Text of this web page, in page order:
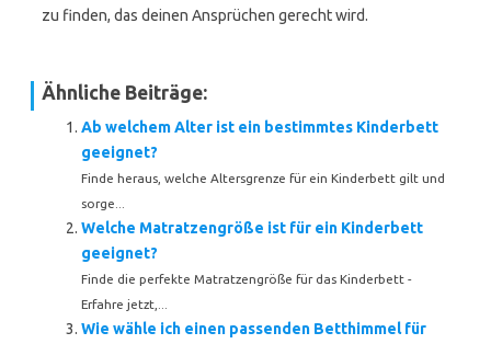
zu finden, das deinen Ansprüchen gerecht wird.
Ähnliche Beiträge:
Ab welchem Alter ist ein bestimmtes Kinderbett
geeignet?
Finde heraus, welche Altersgrenze für ein Kinderbett gilt und
sorge...
Welche Matratzengröße ist für ein Kinderbett
geeignet?
Finde die perfekte Matratzengröße für das Kinderbett -
Erfahre jetzt,...
Wie wähle ich einen passenden Betthimmel für